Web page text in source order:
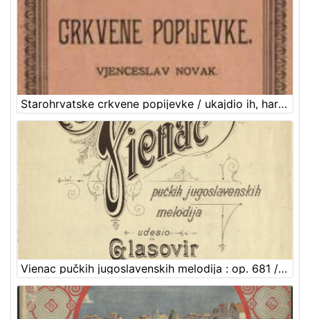
Starohrvatske crkvene popijevke / ukajdio ih, harmonizovao i tekstove im priudesio Vjenceslav Novak
Vienac pučkih jugoslavenskih melodija : op. 681 / udesio za glasovir Ivan pl. Zajc